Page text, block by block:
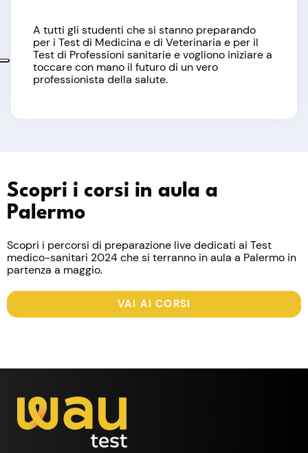
A tutti gli studenti che si stanno preparando
per i Test di Medicina e di Veterinaria e per il
Test di Professioni sanitarie e vogliono iniziare a
toccare con mano il futuro di un vero
professionista della salute.
Scopri i corsi in aula a
Palermo
Scopri i percorsi di preparazione live dedicati ai Test
medico-sanitari 2024 che si terranno in aula a Palermo in
partenza a maggio.
VAI AI CORSI